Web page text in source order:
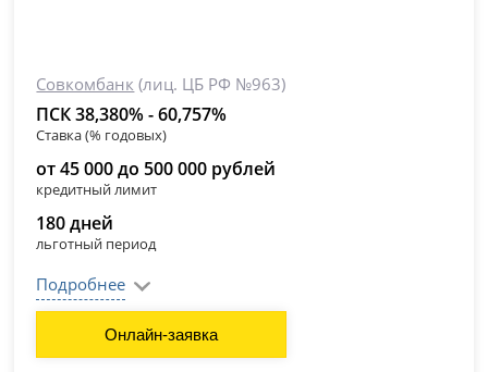
Совкомбанк (лиц. ЦБ РФ №963)
ПСК 38,380% - 60,757%
Ставка (% годовых)
от 45 000 до 500 000 рублей
кредитный лимит
180 дней
льготный период
Подробнее
Онлайн-заявка